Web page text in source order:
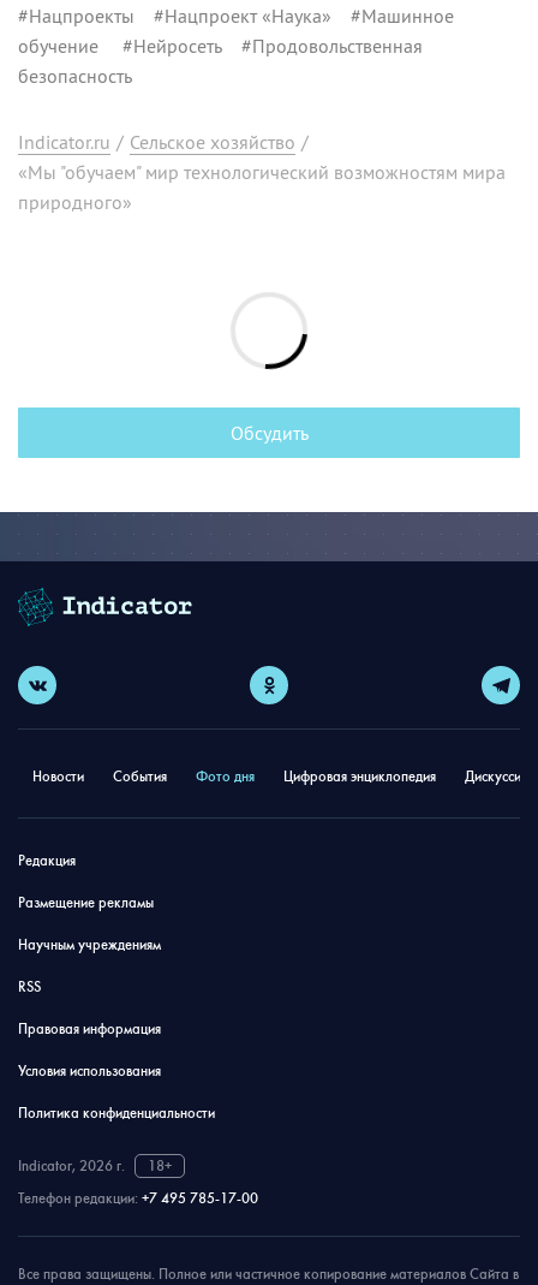
#Нацпроекты #Нацпроект «Наука» #Машинное
обучение
#Нейросеть #Продовольственная
безопасность
Indicator.ru / Сельское хозяйство /
«Мы "обучаем" мир технологический возможностям мира
природного»
Обсудить
Новости События Фото дня Цифровая энциклопедия
Редакция
Размещение рекламы
Научным учреждениям
RSS
Правовая информация
Условия использования
Политика конфиденциальности
Indicator, 2026 г.
18+
Телефон редакции: +7 495 785-17-00
Все права защищены. Полное или частичное копирование материалов Сайта в